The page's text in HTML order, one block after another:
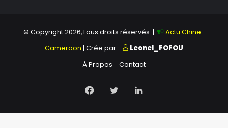
© Copyright 2026,Tous droits réservés |
Actu Chine-
Cameroon | Crée par ::
Leonel_FOFOU
À Propos
Contact
Facebook
TwitterLinkedin